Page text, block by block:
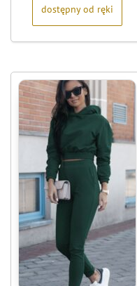
dostępny od ręki